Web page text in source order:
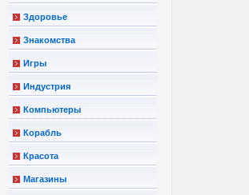
Здоровье
Знакомства
Игры
Индустрия
Компьютеры
Корабль
Красота
Магазины